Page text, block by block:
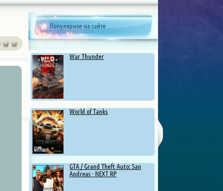
Популярное на сайте
War Thunder
World of Tanks
GTA / Grand Theft Auto: San
Andreas - NEXT RP